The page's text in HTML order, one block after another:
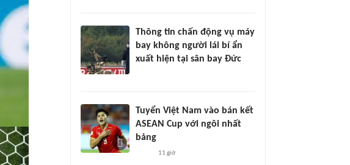
Thông tin chấn động vụ máy
bay không người lái bí ẩn
xuất hiện tại sân bay Đức
Tuyển Việt Nam vào bán kết
ASEAN Cup với ngôi nhất
bảng
11 giờ